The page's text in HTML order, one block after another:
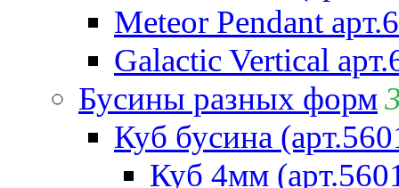
Meteor Pendant
Galactic Vertical
Бусины разных форм
Куб бусина
Куб 4мм